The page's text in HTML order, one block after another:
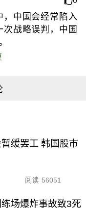
，中国会经常陷入
战略误判，中国
缓罢工 韩国股市
阅读 56051
场爆炸事故致3死